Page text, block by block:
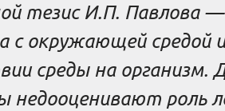
тезис И.П. Павлова —
с окружающей средой и
среды на организм.
недооценивают роль